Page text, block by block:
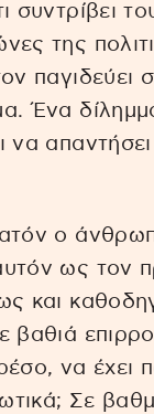
συντρίβει
της
παγιδεύει
Ένα
να
ο
ως τον
και
βαθιά
να έχει
Σε